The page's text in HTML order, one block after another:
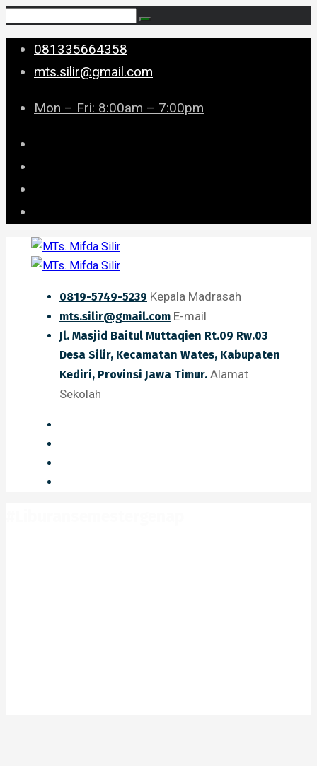
081335664358
mts.silir@gmail.com
Mon – Fri: 8:00am – 7:00pm
0819-5749-5239 Kepala Madrasah
mts.silir@gmail.com E-mail
Jl. Masjid Baitul Muttaqien Rt.09 Rw.03
Desa Silir, Kecamatan Wates, Kabupaten
Kediri, Provinsi Jawa Timur. Alamat
Sekolah